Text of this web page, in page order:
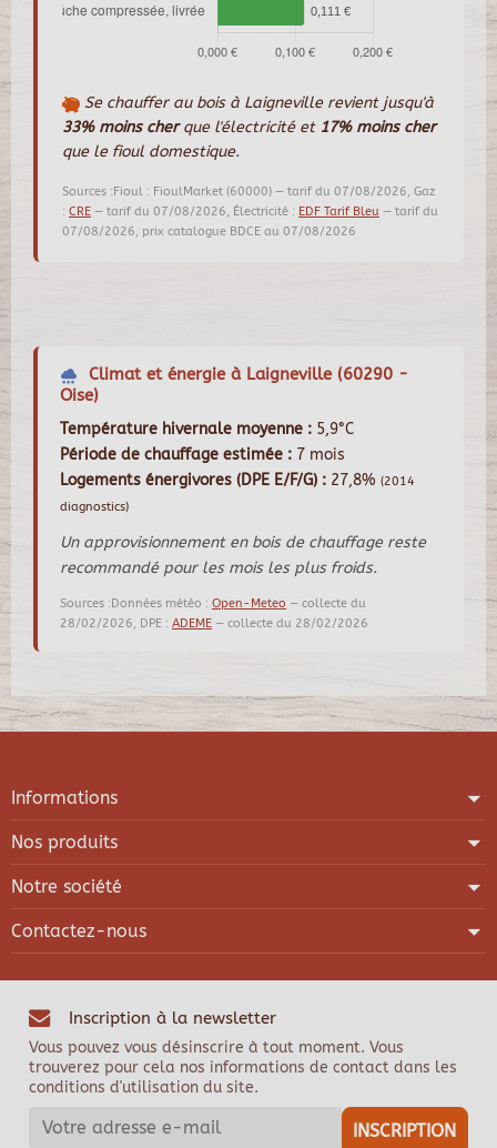
Se chauffer au bois à Laigneville revient jusqu'à
33% moins cherque l'électricité et 17% moins cher
que le fioul domestique.
Sources :Fioul : FioulMarket (60000) — tarif du 07/08/2026, Gaz
: CRE — tarif du 07/08/2026, Électricité : EDF Tarif Bleu — tarif du
07/08/2026, prix catalogue BDCE au 07/08/2026
Climat et énergie à Laigneville (60290 -
Oise)
Température hivernale moyenne : 5,9°C
Période de chauffage estimée : 7 mois
Logements énergivores (DPE E/F/G) : 27,8% (2014
diagnostics)
Un approvisionnement en bois de chauffage reste
recommandé pour les mois les plus froids.
Sources :Données météo : Open-Meteo — collecte du
28/02/2026, DPE : ADEME — collecte du 28/02/2026
Informations
Nos produits
Notre société
Contactez-nous
Inscription à la newsletter
Vous pouvez vous désinscrire à tout moment. Vous
trouverez pour cela nos informations de contact dans les
conditions d'utilisation du site.